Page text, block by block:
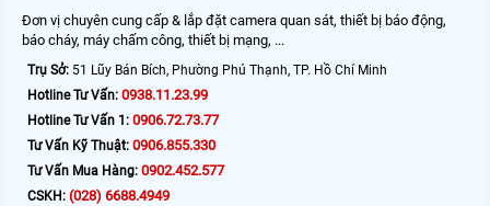
Đơn vị chuyên cung cấp & lắp đặt camera quan sát, thiết bị báo động,
báo cháy, máy chấm công, thiết bị mạng, ...
Trụ Sở: 51 Lũy Bán Bích, Phường Phú Thạnh, TP. Hồ Chí Minh
Hotline Tư Vấn: 0938.11.23.99
Hotline Tư Vấn 1: 0906.72.73.77
Tư Vấn Kỹ Thuật: 0906.855.330
Tư Vấn Mua Hàng: 0902.452.577
CSKH: (028) 6688.4949